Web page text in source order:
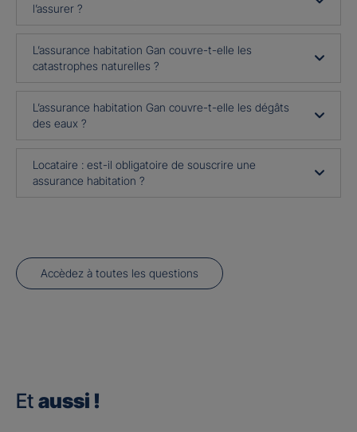
l’assurer ?
L’assurance habitation Gan couvre-t-elle les
catastrophes naturelles ?
L’assurance habitation Gan couvre-t-elle les dégâts
des eaux ?
Locataire : est-il obligatoire de souscrire une
assurance habitation ?
Accèdez à toutes les questions
Et aussi !